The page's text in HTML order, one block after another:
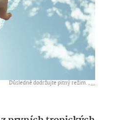
Důsledně dodržujte pitný režim. ,...